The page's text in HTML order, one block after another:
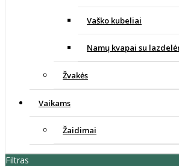
Vaško kubeliai
Namų kvapai su
Žvakės
Vaikams
Žaidimai
Filtras